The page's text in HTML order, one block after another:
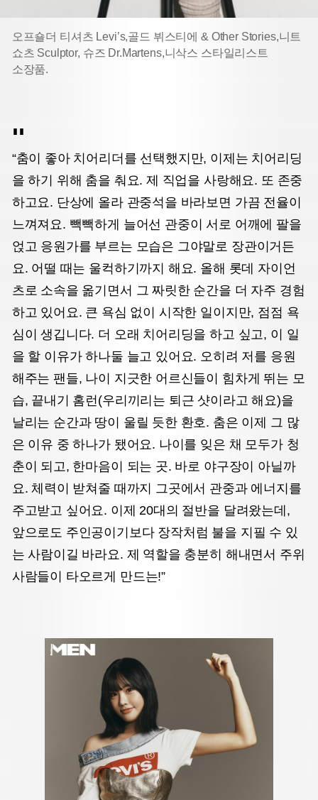
오프숄더 티셔츠 Levi’s,골드 뷔스티에 & Other Stories,니트
쇼츠 Sculptor, 슈즈 Dr.Martens,니삭스 스타일리스트
소장품.
“춤이 좋아 치어리더를 선택했지만, 이제는 치어리딩
을 하기 위해 춤을 춰요. 제 직업을 사랑해요. 또 존중
하고요. 단상에 올라 관중석을 바라보면 가끔 전율이
느껴져요. 빽빽하게 늘어선 관중이 서로 어깨에 팔을
얹고 응원가를 부르는 모습은 그야말로 장관이거든
요. 어떨 때는 울컥하기까지 해요. 올해 롯데 자이언
츠로 소속을 옮기면서 그 짜릿한 순간을 더 자주 경험
하고 있어요. 큰 욕심 없이 시작한 일이지만, 점점 욕
심이 생깁니다. 더 오래 치어리딩을 하고 싶고, 이 일
을 할 이유가 하나둘 늘고 있어요. 오히려 저를 응원
해주는 팬들, 나이 지긋한 어르신들이 힘차게 뛰는 모
습, 끝내기 홈런(우리끼리는 퇴근 샷이라고 해요)을
날리는 순간과 땅이 울릴 듯한 환호. 춤은 이제 그 많
은 이유 중 하나가 됐어요. 나이를 잊은 채 모두가 청
춘이 되고, 한마음이 되는 곳. 바로 야구장이 아닐까
요. 체력이 받쳐줄 때까지 그곳에서 관중과 에너지를
주고받고 싶어요. 이제 20대의 절반을 달려왔는데,
앞으로도 주인공이기보다 장작처럼 불을 지필 수 있
는 사람이길 바라요. 제 역할을 충분히 해내면서 주위
사람들이 타오르게 만드는!”